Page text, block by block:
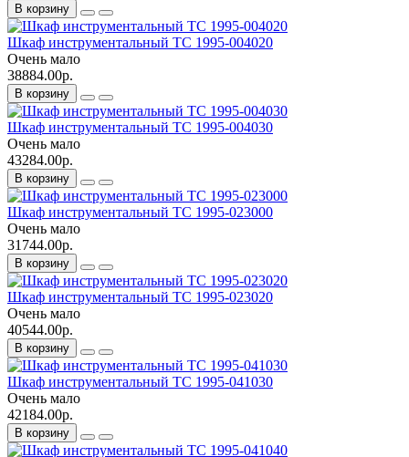
В корзину
Шкаф инструментальный ТС 1995-004020
Очень мало
38884.00р.
В корзину
Шкаф инструментальный ТС 1995-004030
Очень мало
43284.00р.
В корзину
Шкаф инструментальный ТС 1995-023000
Очень мало
31744.00р.
В корзину
Шкаф инструментальный ТС 1995-023020
Очень мало
40544.00р.
В корзину
Шкаф инструментальный ТС 1995-041030
Очень мало
42184.00р.
В корзину